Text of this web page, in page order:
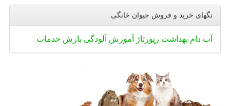
تگهای خرید و فروش حیوان خانگی
آب دام بهداشت رپورتاژ آموزش آلودگی بارش خدمات